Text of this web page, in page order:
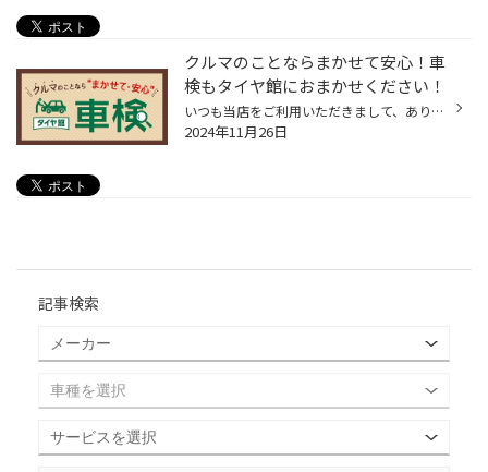
クルマのことならまかせて安心！車
検もタイヤ館におまかせください！
いつも当店をご利用いただきまして、ありがとうございます。 突然ですが、 タイヤ館でおクルマの車検も取り扱っていることご存じですか？ タイヤ館といえば、タイヤ専門店というイメージから、 タイヤを購入するだけのお店というイメージを持たれているお客様も多く、 車検も取り扱っていることをお...
2024年11月26日
記事検索